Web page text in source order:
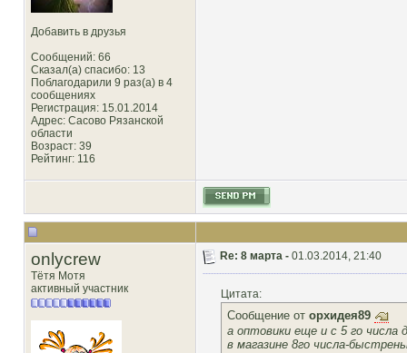
Добавить в друзья
Сообщений: 66
Сказал(а) спасибо: 13
Поблагодарили 9 раз(а) в 4
сообщениях
Регистрация: 15.01.2014
Адрес: Сасово Рязанской
области
Возраст: 39
Рейтинг: 116
onlycrew
Тётя Мотя
активный участник
Re: 8 марта - 01.03.2014, 21:40
Цитата:
Сообщение от орхидея89
а оптовики еще и с 5 го числа
в магазине 8го числа-